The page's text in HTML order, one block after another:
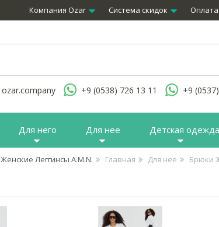
Компания Ozar Система скидок
ozar.company +9 (0538) 726 13 11 +9
Для него Для нее Детская одежда
Женские Леггинсы A.M.N. Главная Для нее Брюки